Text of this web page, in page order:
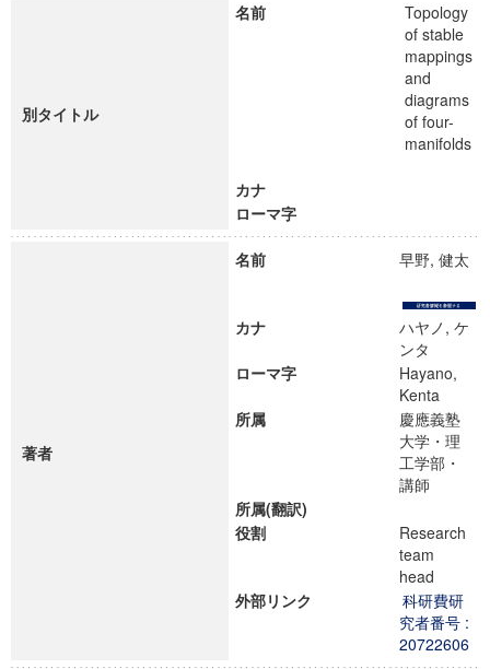
別タイトル
名前
Topology
of stable
mappings
and
diagrams
of four-
manifolds
カナ
ローマ字
著者
名前 早野, 健太
カナ
ハヤノ, ケ
ンタ
ローマ字
Hayano,
Kenta
所属
慶應義塾
大学・理
工学部・
講師
所属(翻訳)
役割
Research
team
head
外部リンク
科研費研
究者番号 :
20722606